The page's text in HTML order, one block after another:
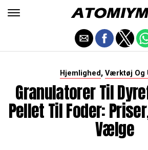
Hjemlighed, Værktøj Og
Granulatorer Til
Pellet Til Foder:
Vælge